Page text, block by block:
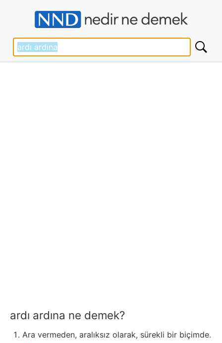
ardı ardına ne demek?
Ara vermeden, aralıksız olarak, sürekli bir biçimde.